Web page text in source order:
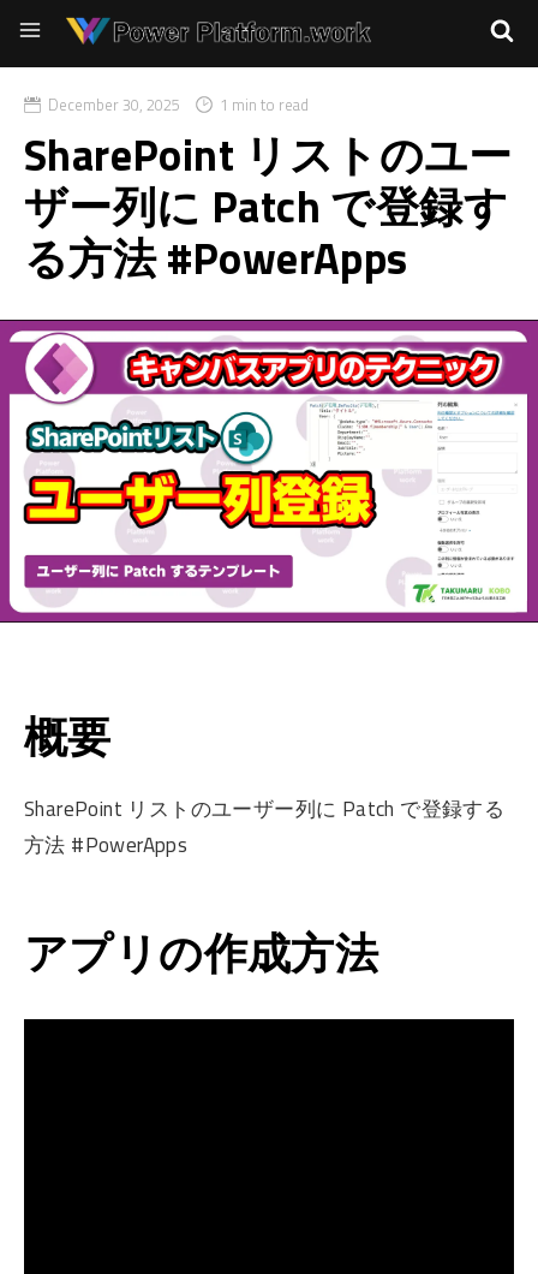
December 30, 2025 1 min to read
SharePoint リストのユー
ザー列に Patch で登録す
る方法 #PowerApps
概要
SharePoint リストのユーザー列に Patch で登録する
方法 #PowerApps
アプリの作成方法